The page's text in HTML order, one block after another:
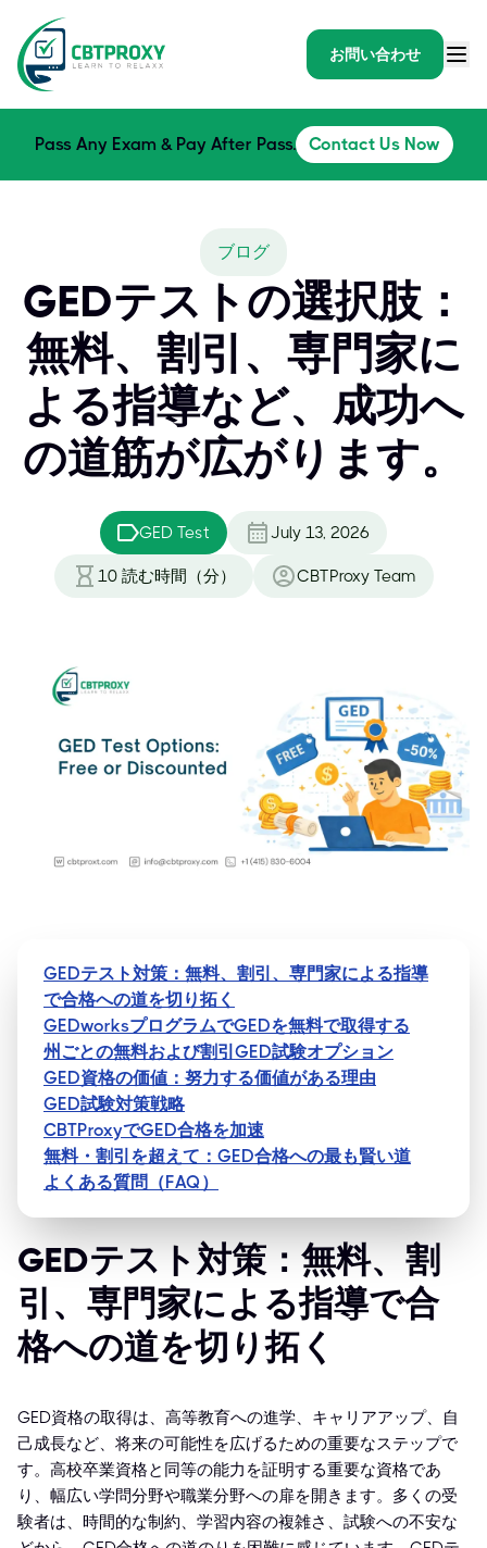
お問い合わせ
Pass Any Exam & Pay After Pass. Contact Us Now
ブログ
GEDテストの選択肢：
無料、割引、専門家に
よる指導など、成功へ
の道筋が広がります。
GED Test July 13, 2026
10 読む時間（分） CBTProxy Team
GEDテスト対策：無料、割引、専門家による指導
で合格への道を切り拓く
GEDworksプログラムでGEDを無料で取得する
州ごとの無料および割引GED試験オプション
GED資格の価値：努力する価値がある理由
GED試験対策戦略
CBTProxyでGED合格を加速
無料・割引を超えて：GED合格への最も賢い道
よくある質問（FAQ）
GEDテスト対策：無料、割
引、専門家による指導で合
格への道を切り拓く
GED資格の取得は、高等教育への進学、キャリアアップ、自
己成長など、将来の可能性を広げるための重要なステップで
す。高校卒業資格と同等の能力を証明する重要な資格であ
り、幅広い学問分野や職業分野への扉を開きます。多くの受
験者は、時間的な制約、学習内容の複雑さ、試験への不安な